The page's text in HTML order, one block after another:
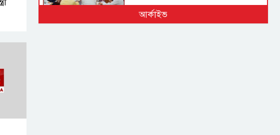
বিমানবন্দরের নিরাপত্তা
আর্কাইভ